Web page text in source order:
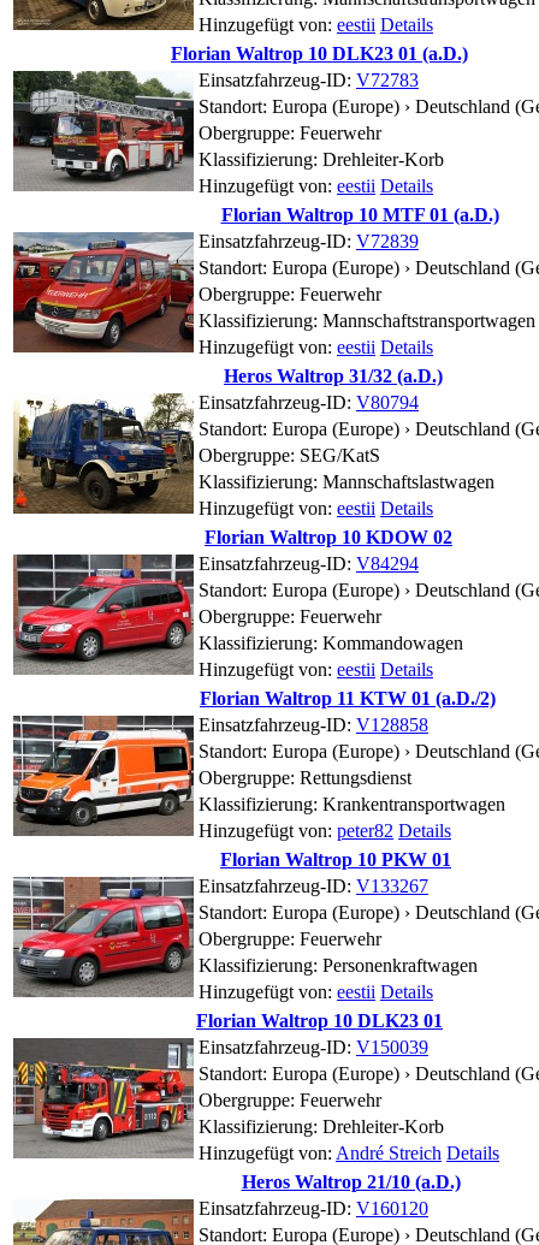
Hinzugefügt von: eestii Details
Florian Waltrop 10 DLK23 01 (a.D.)
Einsatzfahrzeug-ID: V72783
Standort: Europa (Europe) › Deutschland
Obergruppe: Feuerwehr
Klassifizierung: Drehleiter-Korb
Hinzugefügt von: eestii Details
Florian Waltrop 10 MTF 01 (a.D.)
Einsatzfahrzeug-ID: V72839
Standort: Europa (Europe) › Deutschland
Obergruppe: Feuerwehr
Klassifizierung: Mannschaftstransportwagen
Hinzugefügt von: eestii Details
Heros Waltrop 31/32 (a.D.)
Einsatzfahrzeug-ID: V80794
Standort: Europa (Europe) › Deutschland
Obergruppe: SEG/KatS
Klassifizierung: Mannschaftslastwagen
Hinzugefügt von: eestii Details
Florian Waltrop 10 KDOW 02
Einsatzfahrzeug-ID: V84294
Standort: Europa (Europe) › Deutschland
Obergruppe: Feuerwehr
Klassifizierung: Kommandowagen
Hinzugefügt von: eestii Details
Florian Waltrop 11 KTW 01 (a.D./2)
Einsatzfahrzeug-ID: V128858
Standort: Europa (Europe) › Deutschland
Obergruppe: Rettungsdienst
Klassifizierung: Krankentransportwagen
Hinzugefügt von: peter82 Details
Florian Waltrop 10 PKW 01
Einsatzfahrzeug-ID: V133267
Standort: Europa (Europe) › Deutschland
Obergruppe: Feuerwehr
Klassifizierung: Personenkraftwagen
Hinzugefügt von: eestii Details
Florian Waltrop 10 DLK23 01
Einsatzfahrzeug-ID: V150039
Standort: Europa (Europe) › Deutschland
Obergruppe: Feuerwehr
Klassifizierung: Drehleiter-Korb
Hinzugefügt von: André Streich Details
Heros Waltrop 21/10 (a.D.)
Einsatzfahrzeug-ID: V160120
Standort: Europa (Europe) › Deutschland